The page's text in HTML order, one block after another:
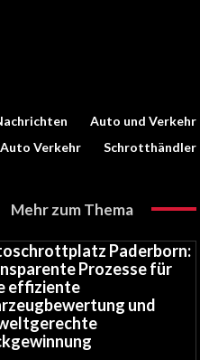
Auto und Verkehr
Auto Verkehr
Schrotthändler
Mehr zum Thema
Paderborn:
Prozesse für
effiziente
und